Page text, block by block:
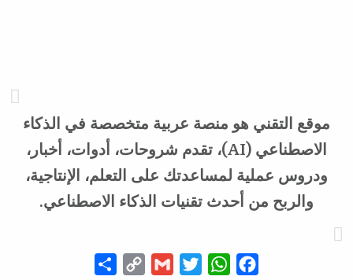
موقع التقني هو منصة عربية متخصصة في الذكاء
الاصطناعي (AI)، تقدم شروحات، أدوات، أخبار،
ودروس عملية لمساعدتك على التعلم، الإنتاجية،
والربح من أحدث تقنيات الذكاء الاصطناعي.
Facebook
WhatsApp
Twitter
Gmail
Copy